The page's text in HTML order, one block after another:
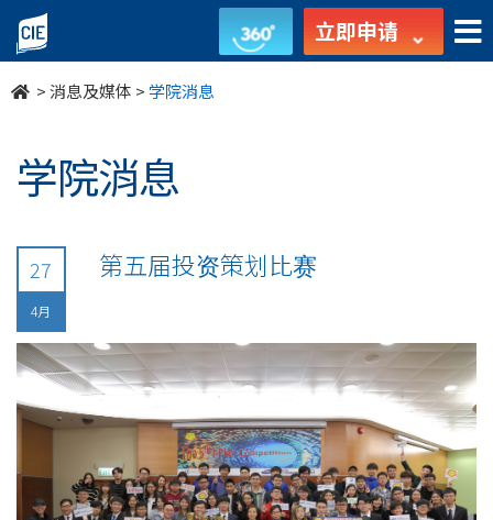
undefined 立即申请
>消息及媒体 >学院消息
学院消息
27
4月
第五届投资策划比赛